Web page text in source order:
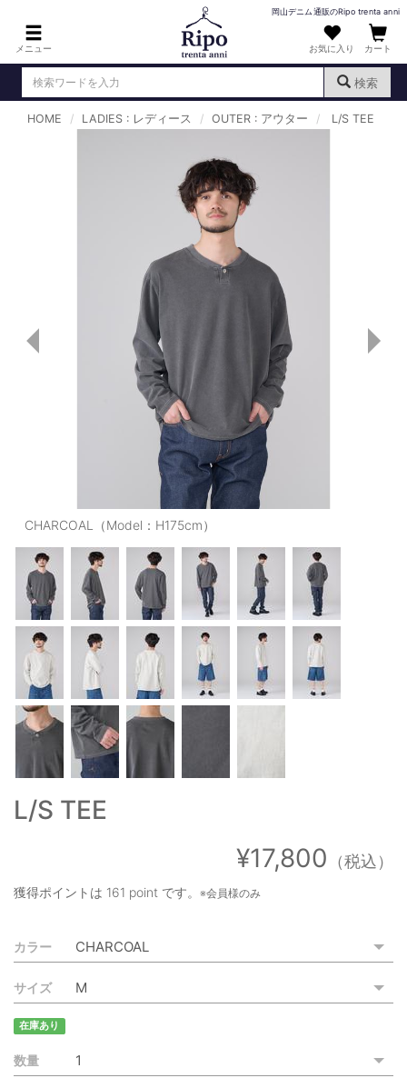
メニュー
岡山デニム通販のRipo trenta anni
お気に入り カート
検索
TOPS : トップス
T-SHIRT : Tシャツ
KNIT : ニット
SHIRT : シャツ
OUTERS : アウター
LADIES : レディース
PANTS/SKIRT : パンツ・スカート
TOPS : トップス
OUTERS : アウター
OUTLET : アウトレット
MENS : メンズ
LADIES : レディース
新規会員登録
お問い合わせ
HOME LADIES : レディース OUTER : アウター L/S TEE
CHARCOAL（Model：H175cm）
L/S TEE
¥17,800 （税込）
獲得ポイントは 161 point です。 ※会員様のみ
カラー
サイズ
在庫あり
数量